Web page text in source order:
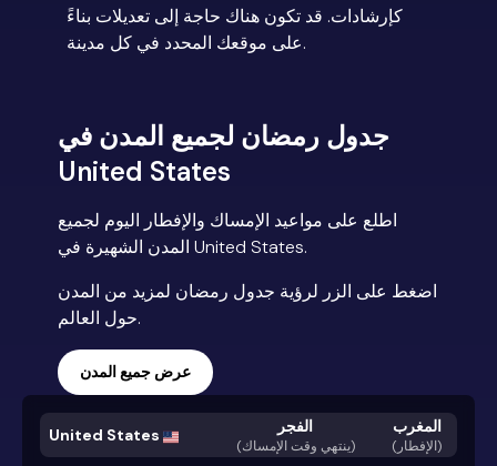
كإرشادات. قد تكون هناك حاجة إلى تعديلات بناءً
على موقعك المحدد في كل مدينة.
جدول رمضان لجميع المدن في
United States
اطلع على مواعيد الإمساك والإفطار اليوم لجميع
المدن الشهيرة في United States.
اضغط على الزر لرؤية جدول رمضان لمزيد من المدن
حول العالم.
عرض جميع المدن
United States الفجر
(ينتهي وقت الإمساك)
المغرب
(الإفطار)